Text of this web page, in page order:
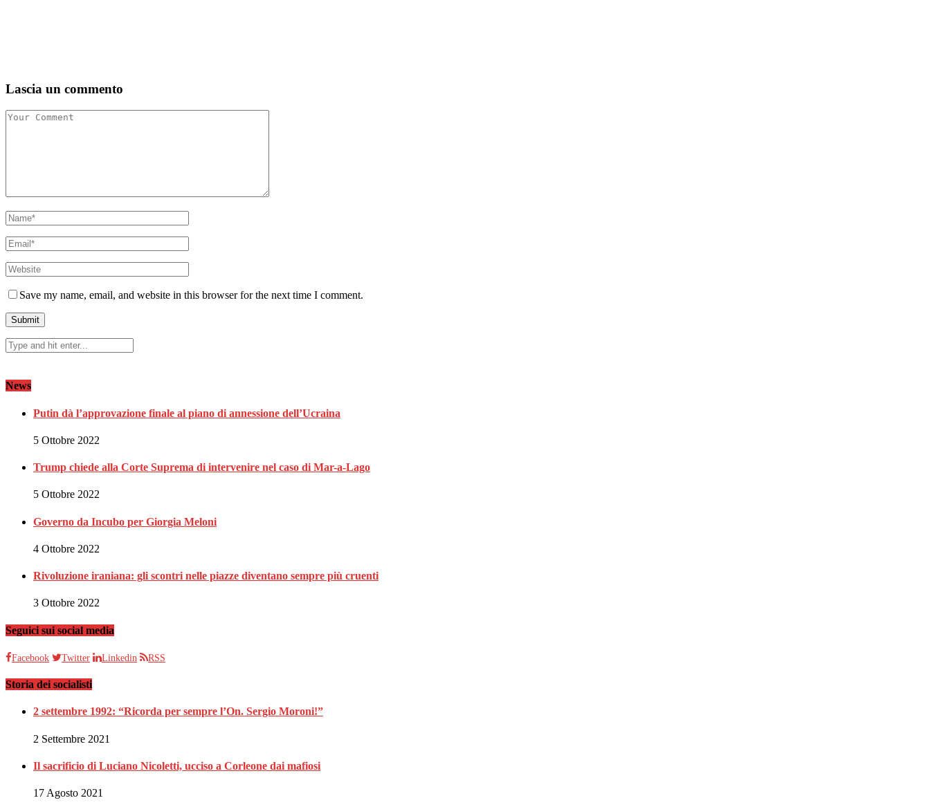
Lascia un commento
Save my name, email, and website in this browser for the next time I comment.
News
Putin dà l’approvazione finale al piano di annessione dell’Ucraina
5 Ottobre 2022
Trump chiede alla Corte Suprema di intervenire nel caso di Mar-a-Lago
5 Ottobre 2022
Governo da Incubo per Giorgia Meloni
4 Ottobre 2022
Rivoluzione iraniana: gli scontri nelle piazze diventano sempre più cruenti
3 Ottobre 2022
Seguici sui social media
Facebook Twitter Linkedin RSS
Storia dei socialisti
2 settembre 1992: “Ricorda per sempre l’On. Sergio Moroni!”
2 Settembre 2021
Il sacrificio di Luciano Nicoletti, ucciso a Corleone dai mafiosi
17 Agosto 2021